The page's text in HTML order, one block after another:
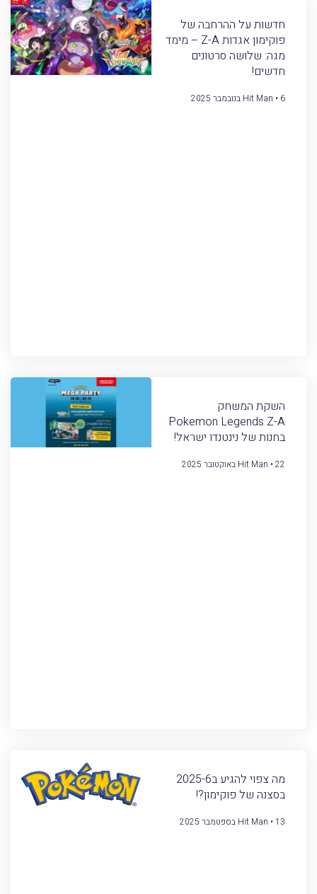
חדשות על ההרחבה של
פוקימון אגדות Z-A – מימד
מגה: שלושה סרטונים
חדשים!
Hit Man 6 בנובמבר 2025
השקת המשחק
Pokemon Legends Z-A
בחנות של נינטנדו ישראל!
Hit Man 22 באוקטובר 2025
מה צפוי להגיע ב2025-6
בסצנה של פוקימון?!
Hit Man 13 בספטמבר 2025